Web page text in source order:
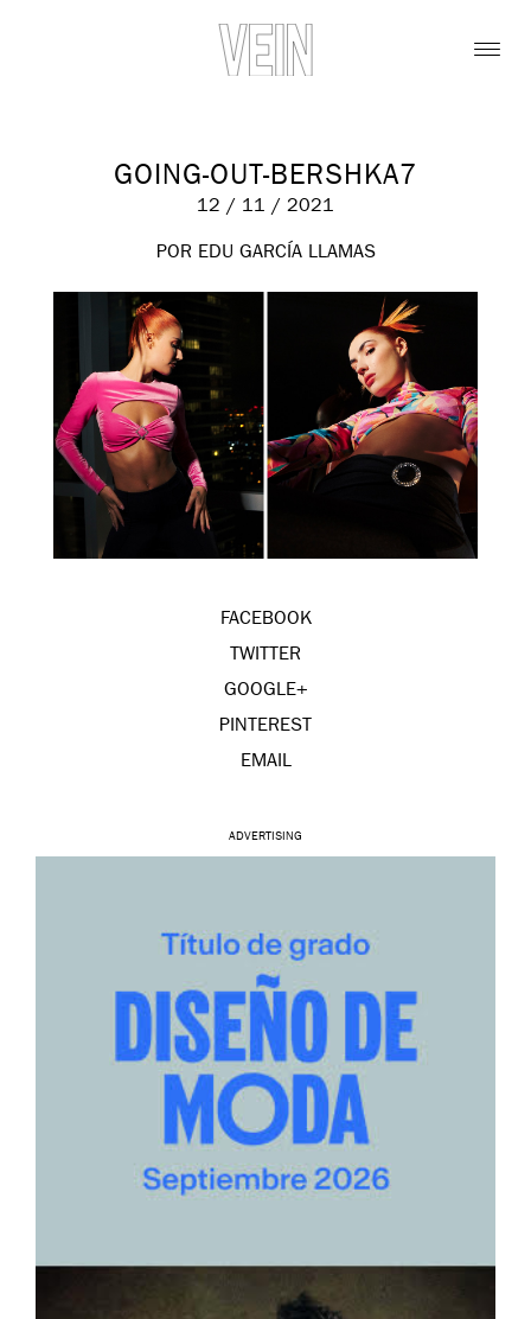
GOING-OUT-BERSHKA7
12 / 11 / 2021
POR EDU GARCÍA LLAMAS
FACEBOOK
TWITTER
GOOGLE+
PINTEREST
EMAIL
ADVERTISING